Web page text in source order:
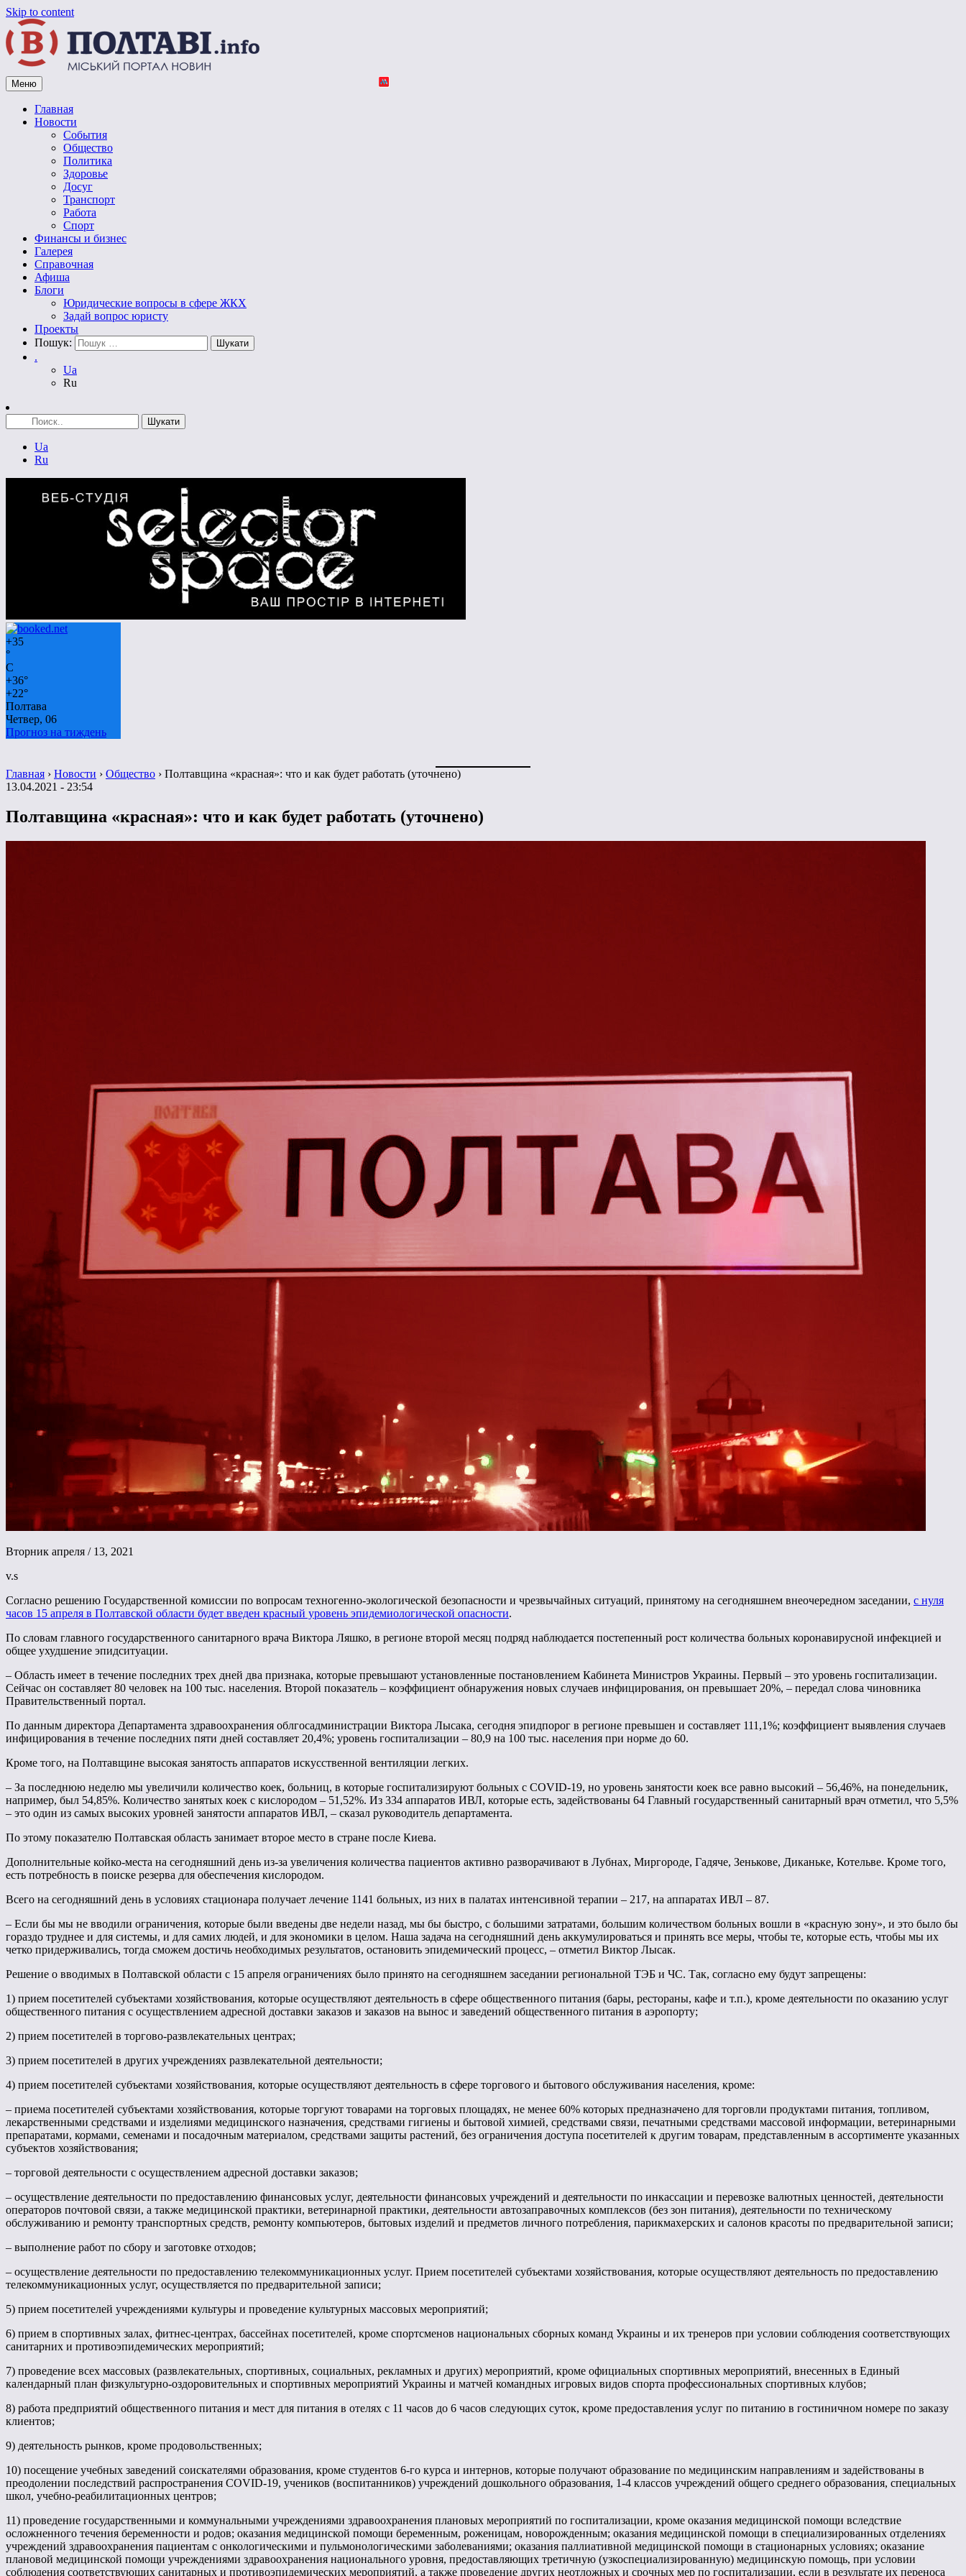
Skip to content
Vpoltave.info
Полтавский портал новостей
Меню
Главная
Новости
События
Общество
Политика
Здоровье
Досуг
Транспорт
Работа
Спорт
Финансы и бизнес
Галерея
Справочная
Афиша
Блоги
Юридические вопросы в сфере ЖКХ
Задай вопрос юристу
Проекты
Пошук:
.
Ua
Ru
Ua
Ru
+35
°
C
+36°
+22°
Полтава
Четвер, 06
Прогноз на тиждень
Главная › Новости › Общество › Полтавщина «красная»: что и как будет работать (уточнено)
13.04.2021 - 23:54
Полтавщина «красная»: что и как будет работать (уточнено)
Вторник апреля / 13, 2021
v.s
Согласно решению Государственной комиссии по вопросам техногенно-экологической безопасности и чрезвычайных ситуаций, принятому на сегодняшнем внеочередном заседании, с нуля
часов 15 апреля в Полтавской области будет введен красный уровень эпидемиологической опасности.
По словам главного государственного санитарного врача Виктора Ляшко, в регионе второй месяц подряд наблюдается постепенный рост количества больных коронавирусной инфекцией и
общее ухудшение эпидситуации.
– Область имеет в течение последних трех дней два признака, которые превышают установленные постановлением Кабинета Министров Украины. Первый – это уровень госпитализации.
Сейчас он составляет 80 человек на 100 тыс. населения. Второй показатель – коэффициент обнаружения новых случаев инфицирования, он превышает 20%, – передал слова чиновника
Правительственный портал.
По данным директора Департамента здравоохранения облгосадминистрации Виктора Лысака, сегодня эпидпорог в регионе превышен и составляет 111,1%; коэффициент выявления случаев
инфицирования в течение последних пяти дней составляет 20,4%; уровень госпитализации – 80,9 на 100 тыс. населения при норме до 60.
Кроме того, на Полтавщине высокая занятость аппаратов искусственной вентиляции легких.
– За последнюю неделю мы увеличили количество коек, больниц, в которые госпитализируют больных с COVID-19, но уровень занятости коек все равно высокий – 56,46%, на понедельник,
например, был 54,85%. Количество занятых коек с кислородом – 51,52%. Из 334 аппаратов ИВЛ, которые есть, задействованы 64 Главный государственный санитарный врач отметил, что 5,5%
– это один из самых высоких уровней занятости аппаратов ИВЛ, – сказал руководитель департамента.
По этому показателю Полтавская область занимает второе место в стране после Киева.
Дополнительные койко-места на сегодняшний день из-за увеличения количества пациентов активно разворачивают в Лубнах, Миргороде, Гадяче, Зенькове, Диканьке, Котельве. Кроме того,
есть потребность в поиске резерва для обеспечения кислородом.
Всего на сегодняшний день в условиях стационара получает лечение 1141 больных, из них в палатах интенсивной терапии – 217, на аппаратах ИВЛ – 87.
– Если бы мы не вводили ограничения, которые были введены две недели назад, мы бы быстро, с большими затратами, большим количеством больных вошли в «красную зону», и это было бы
гораздо труднее и для системы, и для самих людей, и для экономики в целом. Наша задача на сегодняшний день аккумулироваться и принять все меры, чтобы те, которые есть, чтобы мы их
четко придерживались, тогда сможем достичь необходимых результатов, остановить эпидемический процесс, – отметил Виктор Лысак.
Решение о вводимых в Полтавской области с 15 апреля ограничениях было принято на сегодняшнем заседании региональной ТЭБ и ЧС. Так, согласно ему будут запрещены:
1) прием посетителей субъектами хозяйствования, которые осуществляют деятельность в сфере общественного питания (бары, рестораны, кафе и т.п.), кроме деятельности по оказанию услуг
общественного питания с осуществлением адресной доставки заказов и заказов на вынос и заведений общественного питания в аэропорту;
2) прием посетителей в торгово-развлекательных центрах;
3) прием посетителей в других учреждениях развлекательной деятельности;
4) прием посетителей субъектами хозяйствования, которые осуществляют деятельность в сфере торгового и бытового обслуживания населения, кроме:
– приема посетителей субъектами хозяйствования, которые торгуют товарами на торговых площадях, не менее 60% которых предназначено для торговли продуктами питания, топливом,
лекарственными средствами и изделиями медицинского назначения, средствами гигиены и бытовой химией, средствами связи, печатными средствами массовой информации, ветеринарными
препаратами, кормами, семенами и посадочным материалом, средствами защиты растений, без ограничения доступа посетителей к другим товарам, представленным в ассортименте указанных
субъектов хозяйствования;
– торговой деятельности с осуществлением адресной доставки заказов;
– осуществление деятельности по предоставлению финансовых услуг, деятельности финансовых учреждений и деятельности по инкассации и перевозке валютных ценностей, деятельности
операторов почтовой связи, а также медицинской практики, ветеринарной практики, деятельности автозаправочных комплексов (без зон питания), деятельности по техническому
обслуживанию и ремонту транспортных средств, ремонту компьютеров, бытовых изделий и предметов личного потребления, парикмахерских и салонов красоты по предварительной записи;
– выполнение работ по сбору и заготовке отходов;
– осуществление деятельности по предоставлению телекоммуникационных услуг. Прием посетителей субъектами хозяйствования, которые осуществляют деятельность по предоставлению
телекоммуникационных услуг, осуществляется по предварительной записи;
5) прием посетителей учреждениями культуры и проведение культурных массовых мероприятий;
6) прием в спортивных залах, фитнес-центрах, бассейнах посетителей, кроме спортсменов национальных сборных команд Украины и их тренеров при условии соблюдения соответствующих
санитарних и противоэпидемических мероприятий;
7) проведение всех массовых (развлекательных, спортивных, социальных, рекламных и других) мероприятий, кроме официальных спортивных мероприятий, внесенных в Единый
календарный план физкультурно-оздоровительных и спортивных мероприятий Украины и матчей командных игровых видов спорта профессиональных спортивных клубов;
8) работа предприятий общественного питания и мест для питания в отелях с 11 часов до 6 часов следующих суток, кроме предоставления услуг по питанию в гостиничном номере по заказу
клиентов;
9) деятельность рынков, кроме продовольственных;
10) посещение учебных заведений соискателями образования, кроме студентов 6-го курса и интернов, которые получают образование по медицинским направлениям и задействованы в
преодолении последствий распространения COVID-19, учеников (воспитанников) учреждений дошкольного образования, 1-4 классов учреждений общего среднего образования, специальных
школ, учебно-реабилитационных центров;
11) проведение государственными и коммунальными учреждениями здравоохранения плановых мероприятий по госпитализации, кроме оказания медицинской помощи вследствие
осложненного течения беременности и родов; оказания медицинской помощи беременным, роженицам, новорожденным; оказания медицинской помощи в специализированных отделениях
учреждений здравоохранения пациентам с онкологическими и пульмонологическими заболеваниями; оказания паллиативной медицинской помощи в стационарных условиях; оказание
плановой медицинской помощи учреждениями здравоохранения национального уровня, предоставляющих третичную (узкоспециализированную) медицинскую помощь, при условии
соблюдения соответствующих санитарных и противоэпидемических мероприятий, а также проведение других неотложных и срочных мер по госпитализации, если в результате их переноса